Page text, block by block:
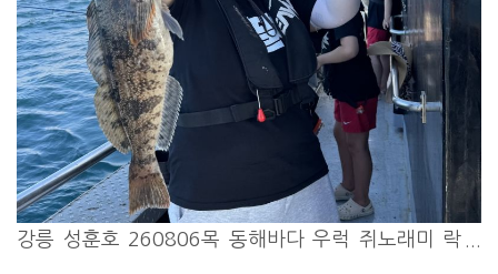
강릉 성훈호 260806목 동해바다 우럭 쥐노래미 락